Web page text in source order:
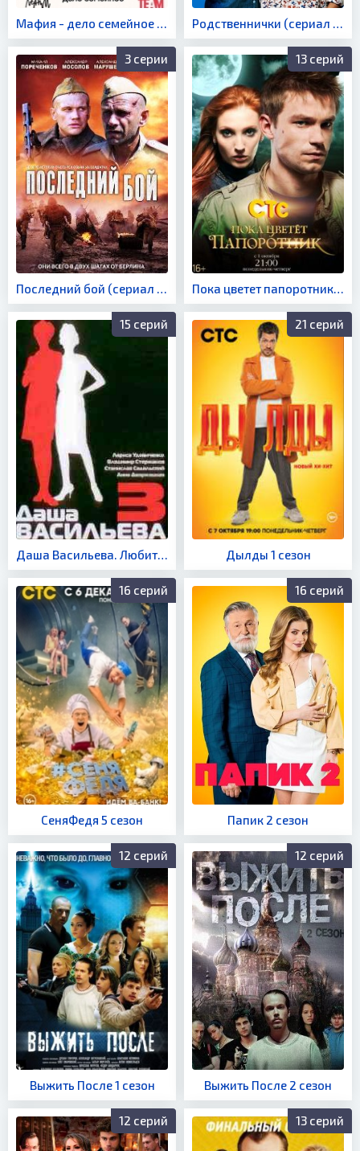
Мафия - дело семейное (сериал 2023) Родственнички (сериал 2016)
3 серии
Последний бой (сериал 2012)
13 серий
Пока цветет папоротник 1 сезон
15 серий
Даша Васильева. Любительница частного сыска 3 сезон
21 серий
Дылды 1 сезон
16 серий
СеняФедя 5 сезон
16 серий
Папик 2 сезон
12 серий
Выжить После 1 сезон
12 серий
Выжить После 2 сезон
12 серий 13 серий